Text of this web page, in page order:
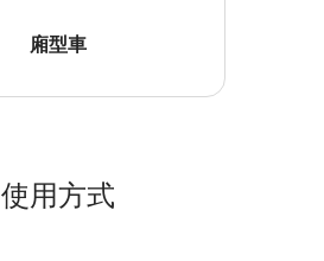
廂型車
使用方式